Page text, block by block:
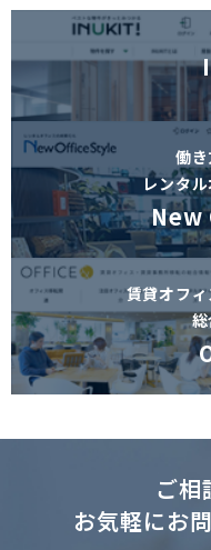
働
レンタ
New
賃貸オフ
ご相
お気軽にお